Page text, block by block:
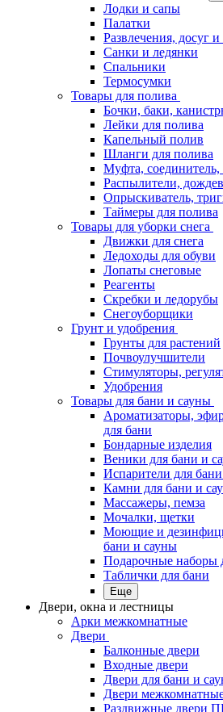
Лодки и сапы
Палатки
Развлечения, досуг
Санки и ледянки
Спальники
Термосумки
Товары для полива
Бочки, баки,
Лейки для полива
Капельный полив
Шланги для полива
Муфта, соединитель,
Распылители,
Опрыскиватель,
Таймеры для полива
Товары для уборки снега
Движки для снега
Ледоходы для обуви
Лопаты снеговые
Реагенты
Скребки и ледорубы
Снегоуборщики
Грунт и удобрения
Грунты для растений
Почвоулучшители
Стимуляторы,
Удобрения
Товары для бани и сауны
Ароматизаторы,
для бани
Бондарные изделия
Веники для бани и
Испарители для
Камни для бани и
Массажеры, пемза
Мочалки, щетки
Моющие и
бани и сауны
Подарочные наборы
Таблички для бани
Еще
Двери, окна и лестницы
Арки межкомнатные
Двери
Балконные двери
Входные двери
Двери для бани и
Двери
Раздвижные двери